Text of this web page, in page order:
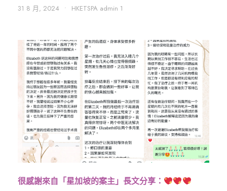
31 8 月, 2024 • HKETSPA admin 1
很感謝來自「星加坡的案主」長文分享：